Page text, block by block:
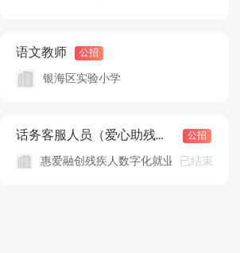
语文教师 公招
银海区实验小学
话务客服人员（爱心助残岗） 公招
惠爱融创残疾人数字化就业（北海）基地
已结束